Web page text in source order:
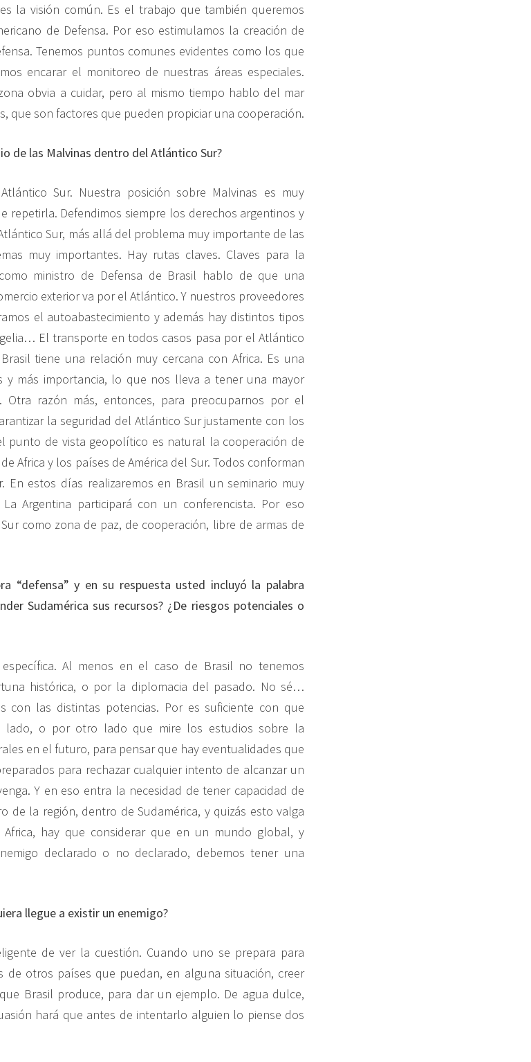
la visión común. Es el trabajo que también queremos
de Defensa. Por eso estimulamos la creación de
Tenemos puntos comunes evidentes como los que
encarar el monitoreo de nuestras áreas especiales.
obvia a cuidar, pero al mismo tiempo hablo del mar
que son factores que pueden propiciar una cooperación.
de las Malvinas dentro del Atlántico Sur?
Sur. Nuestra posición sobre Malvinas es muy
repetirla. Defendimos siempre los derechos argentinos y
Sur, más allá del problema muy importante de las
muy importantes. Hay rutas claves. Claves para la
ministro de Defensa de Brasil hablo de que una
exterior va por el Atlántico. Y nuestros proveedores
el autoabastecimiento y además hay distintos tipos
El transporte en todos casos pasa por el Atlántico
tiene una relación muy cercana con Africa. Es una
y más importancia, lo que nos lleva a tener una mayor
Otra razón más, entonces, para preocuparnos por el
la seguridad del Atlántico Sur justamente con los
punto de vista geopolítico es natural la cooperación de
Africa y los países de América del Sur. Todos conforman
En estos días realizaremos en Brasil un seminario muy
Argentina participará con un conferencista. Por eso
como zona de paz, de cooperación, libre de armas de
“defensa” y en su respuesta usted incluyó la palabra
Sudamérica sus recursos? ¿De riesgos potenciales o
Al menos en el caso de Brasil no tenemos
histórica, o por la diplomacia del pasado. No sé…
con las distintas potencias. Por es suficiente con que
lado, o por otro lado que mire los estudios sobre la
en el futuro, para pensar que hay eventualidades que
para rechazar cualquier intento de alcanzar un
Y en eso entra la necesidad de tener capacidad de
de la región, dentro de Sudamérica, y quizás esto valga
hay que considerar que en un mundo global, y
declarado o no declarado, debemos tener una
llegue a existir un enemigo?
de ver la cuestión. Cuando uno se prepara para
de otros países que puedan, en alguna situación, creer
Brasil produce, para dar un ejemplo. De agua dulce,
hará que antes de intentarlo alguien lo piense dos